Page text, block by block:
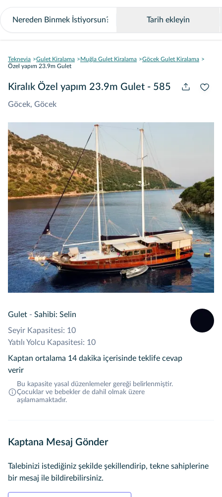
Tarih ekleyin
Teknevia Gulet Kiralama Muğla Gulet Kiralama
Göcek Gulet Kiralama
Özel yapım 23.9m Gulet
Kiralık Özel yapım 23.9m Gulet - 585
Göcek, Göcek
Gulet - Sahibi: Selin
Seyir Kapasitesi: 10
Yatılı Yolcu Kapasitesi: 10
Kaptan ortalama 14 dakika içerisinde teklife cevap
verir
Bu kapasite yasal düzenlemeler gereği belirlenmiştir.
Çocuklar ve bebekler de dahil olmak üzere
aşılamamaktadır.
Kaptana Mesaj Gönder
Talebinizi istediğiniz şekilde şekillendirip, tekne sahiplerine
bir mesaj ile bildirebilirsiniz.